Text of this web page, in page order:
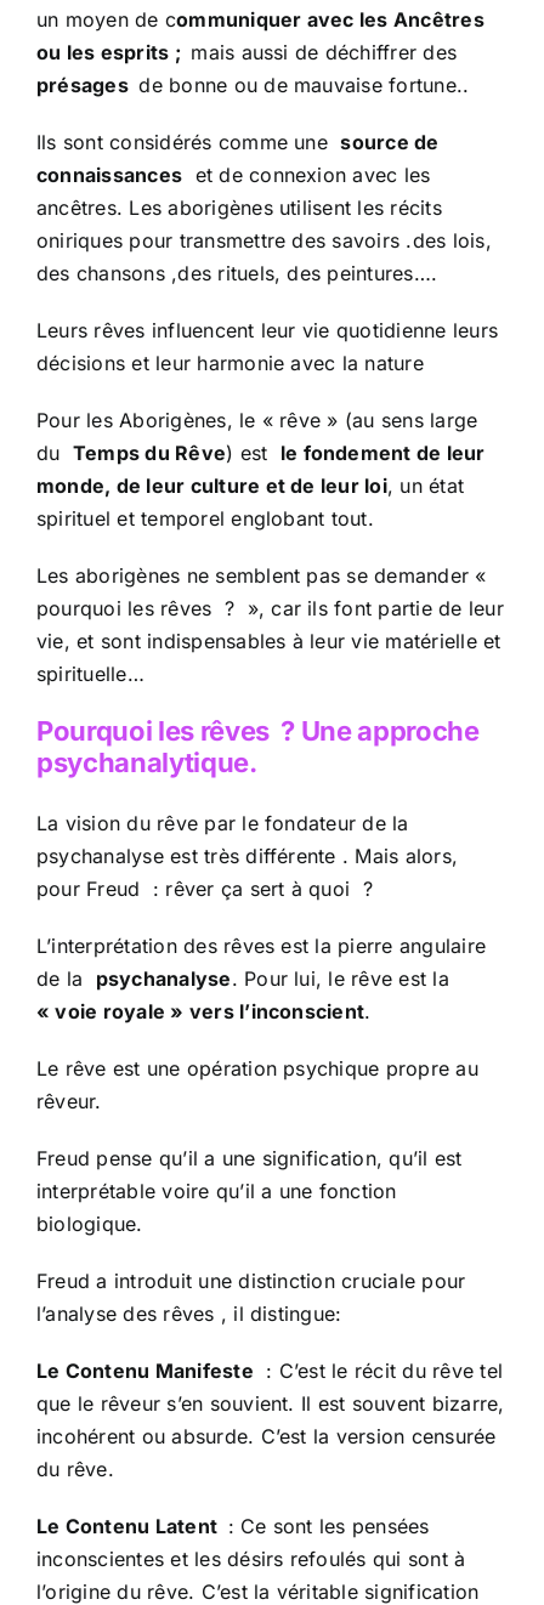
un moyen de communiquer avec les Ancêtres
ou les esprits ; mais aussi de déchiffrer des
présages de bonne ou de mauvaise fortune..
Ils sont considérés comme une source de
connaissances et de connexion avec les
ancêtres. Les aborigènes utilisent les récits
oniriques pour transmettre des savoirs .des lois,
des chansons ,des rituels, des peintures….
Leurs rêves influencent leur vie quotidienne leurs
décisions et leur harmonie avec la nature
Pour les Aborigènes, le « rêve » (au sens large
du Temps du Rêve) est le fondement de leur
monde, de leur culture et de leur loi, un état
spirituel et temporel englobant tout.
Les aborigènes ne semblent pas se demander «
pourquoi les rêves ? », car ils font partie de leur
vie, et sont indispensables à leur vie matérielle et
spirituelle…
Pourquoi les rêves ? Une approche
psychanalytique.
La vision du rêve par le fondateur de la
psychanalyse est très différente . Mais alors,
pour Freud
: rêver ça sert à quoi ?
L’interprétation des rêves est la pierre angulaire
de la
psychanalyse. Pour lui, le rêve est la
« voie royale » vers l’inconscient.
Le rêve est une opération psychique propre au
rêveur.
Freud pense qu’il a une signification, qu’il est
interprétable voire qu’il a une fonction
biologique.
Freud a introduit une distinction cruciale pour
l’analyse des rêves , il distingue:
Le Contenu Manifeste : C’est le récit du rêve tel
que le rêveur s’en souvient. Il est souvent bizarre,
incohérent ou absurde. C’est la version censurée
du rêve.
Le Contenu Latent : Ce sont les pensées
inconscientes et les désirs refoulés qui sont à
l’origine du rêve. C’est la véritable signification